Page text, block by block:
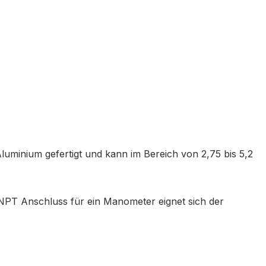
gefertigt und kann im Bereich von 2,75 bis 5,2
Anschluss für ein Manometer eignet sich der